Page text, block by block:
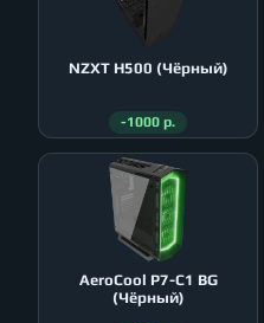
NZXT H500 (Чёрный)
-1000 р.
AeroСool P7-C1 BG
(Чёрный)